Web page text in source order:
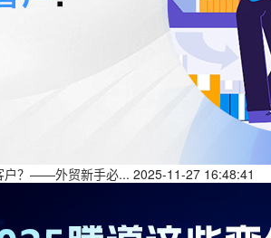
户？——外贸新手必... 2025-11-27 16:48:41